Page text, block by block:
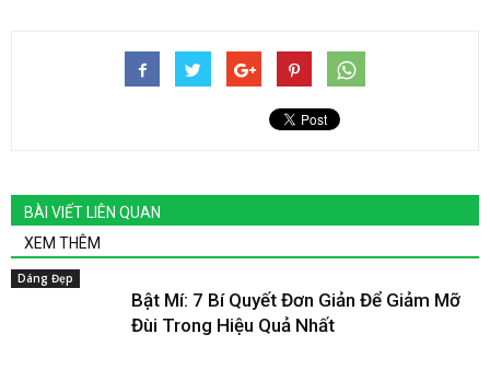
BÀI VIẾT LIÊN QUAN
XEM THÊM
Dáng Đẹp
Bật Mí: 7 Bí Quyết Đơn Giản Để Giảm Mỡ
Đùi Trong Hiệu Quả Nhất